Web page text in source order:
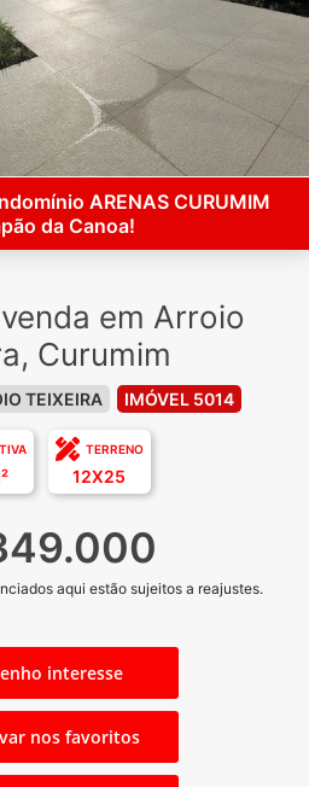
ARENAS CURUMIM
da Canoa!
em Arroio
Curumim
TEIXEIRA IMÓVEL 5014
TERRENO
12X25
aqui estão sujeitos a reajustes.
interesse
nos favoritos